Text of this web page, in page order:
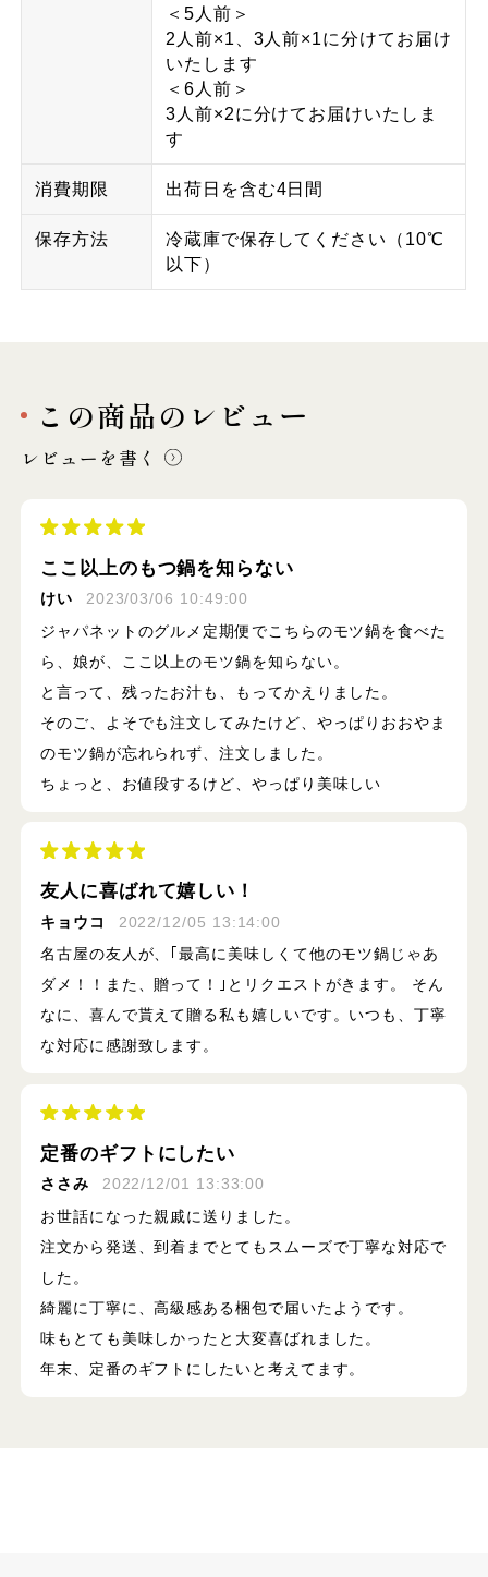
＜5人前＞
2人前×1、3人前×1に分けてお届け
いたします
＜6人前＞
3人前×2に分けてお届けいたしま
す
消費期限 出荷日を含む4日間
保存方法
冷蔵庫で保存してください（10℃
以下）
この商品のレビュー
レビューを書く
ここ以上のもつ鍋を知らない
けい
2023/03/06 10:49:00
ジャパネットのグルメ定期便でこちらのモツ鍋を食べた
ら、娘が、ここ以上のモツ鍋を知らない。
と言って、残ったお汁も、もってかえりました。
そのご、よそでも注文してみたけど、やっぱりおおやま
のモツ鍋が忘れられず、注文しました。
ちょっと、お値段するけど、やっぱり美味しい
友人に喜ばれて嬉しい！
キョウコ
2022/12/05 13:14:00
名古屋の友人が、｢最高に美味しくて他のモツ鍋じゃあ
ダメ！！また、贈って！｣とリクエストがきます。 そん
なに、喜んで貰えて贈る私も嬉しいです。いつも、丁寧
な対応に感謝致します。
定番のギフトにしたい
ささみ
2022/12/01 13:33:00
お世話になった親戚に送りました。
注文から発送、到着までとてもスムーズで丁寧な対応で
した。
綺麗に丁寧に、高級感ある梱包で届いたようです。
味もとても美味しかったと大変喜ばれました。
年末、定番のギフトにしたいと考えてます。